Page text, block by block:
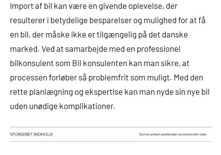
Import af bil kan være en givende oplevelse, der
resulterer i betydelige besparelser og mulighed for at få
en bil, der måske ikke er tilgængelig på det danske
marked. Ved at samarbejde med en professionel
bilkonsulent som Bil konsulenten kan man sikre, at
processen forløber så problemfrit som muligt. Med den
rette planlægning og ekspertise kan man nyde sin nye bil
uden unødige komplikationer.